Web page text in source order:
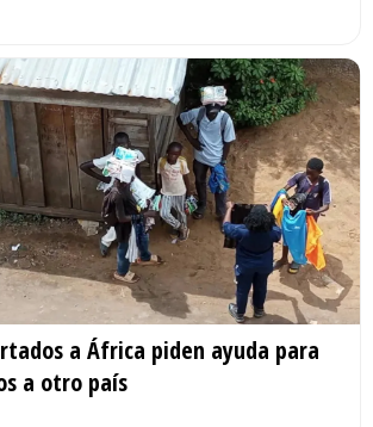
a África piden ayuda para
a otro país